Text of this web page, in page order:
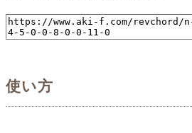
使い方